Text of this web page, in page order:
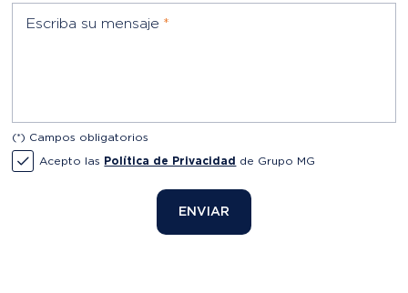
Escriba su mensaje *
(*) Campos obligatorios
Acepto las Política de Privacidad de Grupo MG
ENVIAR